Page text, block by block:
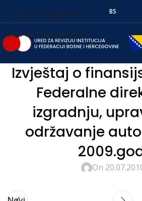
Skip to navigation
Skip to main content
BS
Izvještaj o
Federalne
izgradnju,
održavanje
On